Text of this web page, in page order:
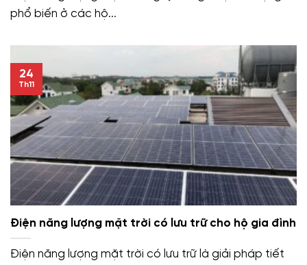
phổ biến ở các hộ...
Điện năng lượng mặt trời có lưu trữ cho hộ gia đình
Điện năng lượng mặt trời có lưu trữ là giải pháp tiết
24
Th11